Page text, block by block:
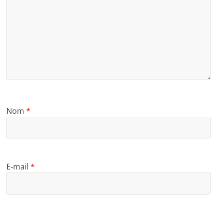
Nom*
E-mail*